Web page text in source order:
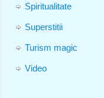
Spiritualitate
Superstitii
Turism magic
Video